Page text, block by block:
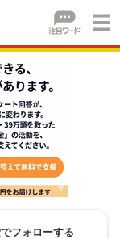
フォローする